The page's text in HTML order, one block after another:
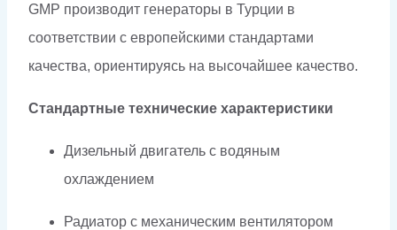
GMP производит генераторы в Турции в
соответствии с европейскими стандартами
качества, ориентируясь на высочайшее качество.
Стандартные технические характеристики
Дизельный двигатель с водяным
охлаждением
Радиатор с механическим вентилятором